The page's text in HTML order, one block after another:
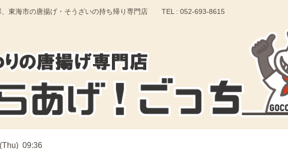
東海市の唐揚げ・そうざいの持ち帰り専門店 TEL : 052-693-8615
09:36